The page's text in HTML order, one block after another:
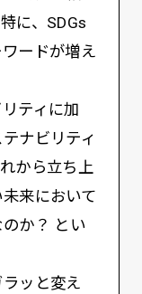
に、SDGs
ードが増え
ティに加
ナビリティ
から立ち上
来において
か？ とい
ッと変え